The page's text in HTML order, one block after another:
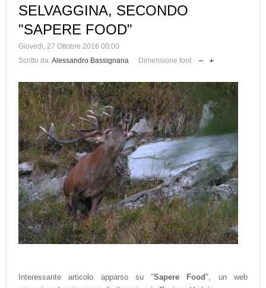
SELVAGGINA, SECONDO
"SAPERE FOOD"
Giovedì, 27 Ottobre 2016 00:00
Scritto da Alessandro Bassignana Dimensione font
Interessante articolo apparso su "Sapere Food", un web